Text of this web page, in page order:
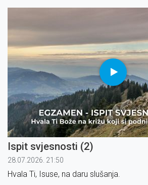
Ispit svjesnosti (2)
28.07.2026. 21:50
Hvala Ti, Isuse, na daru slušanja.